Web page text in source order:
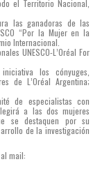
el Territorio Nacional,
las ganadoras de las
“Por la Mujer en la
Internacional.
UNESCO-L’Oréal For
los cónyuges,
de L’Oréal Argentina;
de especialistas con
a las dos mujeres
se destaquen por su
de la investigación
mail: